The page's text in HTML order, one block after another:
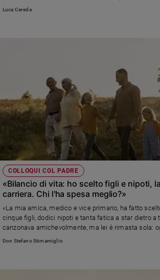
punire e togliere, è più immediato e semplice di
Luca Cereda
COLLOQUI COL PADRE
«Bilancio di vita: ho scelto figli e nipoti,
carriera. Chi l'ha spesa meglio?»
«La mia amica, medico e vice primario, ha fatto
cinque figli, dodici nipoti e tanta fatica a star dietro a tutto. Ogni
canzonava amichevolmente, ma lei è rimasta sola:
per quello a cui ha rinunciato per la carriera. Noi le
Don Stefano Stimamiglio